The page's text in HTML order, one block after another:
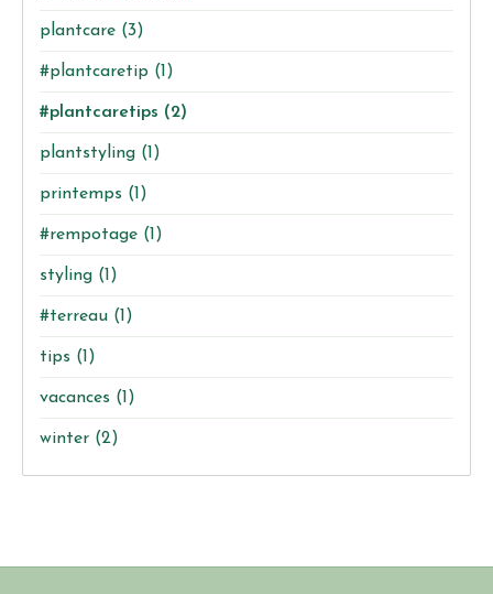
plantcare (3)
#plantcaretip (1)
#plantcaretips (2)
plantstyling (1)
printemps (1)
#rempotage (1)
styling (1)
#terreau (1)
tips (1)
vacances (1)
winter (2)